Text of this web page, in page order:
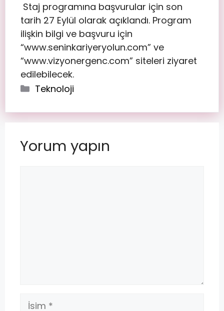
Staj programına başvurular için son
tarih 27 Eylül olarak açıklandı. Program
ilişkin bilgi ve başvuru için
“www.seninkariyeryolun.com” ve
“www.vizyonergenc.com” siteleri ziyaret
edilebilecek.
Teknoloji
Yorum yapın